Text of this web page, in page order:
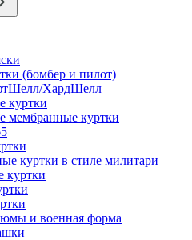
(бомбер и пилот)
ХардШелл
куртки
мембранные куртки
куртки в стиле милитари
куртки
и военная форма